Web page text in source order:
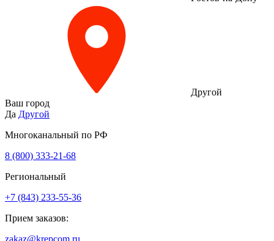
Другой
Ваш город
Да Другой
Многоканальный по РФ
8 (800) 333‑21-68
Региональный
+7 (843) 233-55-36
Прием заказов:
zakaz@krepcom.ru